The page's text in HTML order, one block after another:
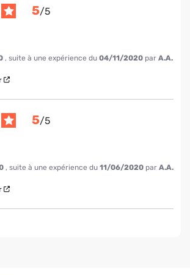
5/5
, suite à une expérience du 04/11/2020 par A.A.
5/5
, suite à une expérience du 11/06/2020 par A.A.